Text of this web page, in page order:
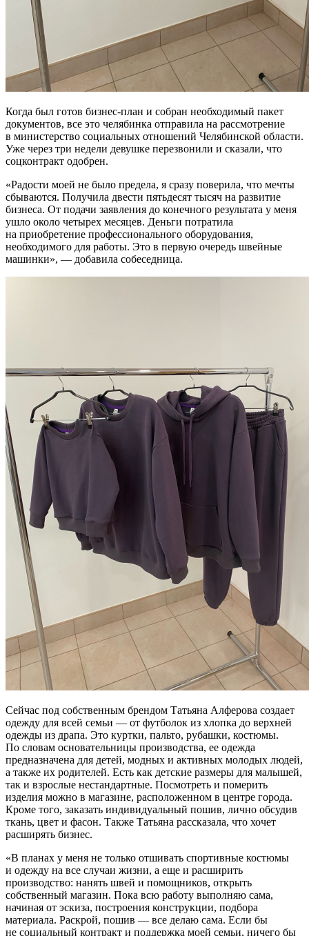
Когда был готов бизнес-план и собран необходимый пакет
документов, все это челябинка отправила на рассмотрение
в министерство социальных отношений Челябинской области.
Уже через три недели девушке перезвонили и сказали, что
соцконтракт одобрен.
«Радости моей не было предела, я сразу поверила, что мечты
сбываются. Получила двести пятьдесят тысяч на развитие
бизнеса. От подачи заявления до конечного результата у меня
ушло около четырех месяцев. Деньги потратила
на приобретение профессионального оборудования,
необходимого для работы. Это в первую очередь швейные
машинки», — добавила собеседница.
Сейчас под собственным брендом Татьяна Алферова создает
одежду для всей семьи — от футболок из хлопка до верхней
одежды из драпа. Это куртки, пальто, рубашки, костюмы.
По словам основательницы производства, ее одежда
предназначена для детей, модных и активных молодых людей,
а также их родителей. Есть как детские размеры для малышей,
так и взрослые нестандартные. Посмотреть и померить
изделия можно в магазине, расположенном в центре города.
Кроме того, заказать индивидуальный пошив, лично обсудив
ткань, цвет и фасон. Также Татьяна рассказала, что хочет
расширять бизнес.
«В планах у меня не только отшивать спортивные костюмы
и одежду на все случаи жизни, а еще и расширить
производство: нанять швей и помощников, открыть
собственный магазин. Пока всю работу выполняю сама,
начиная от эскиза, построения конструкции, подбора
материала. Раскрой, пошив — все делаю сама. Если бы
не социальный контракт и поддержка моей семьи, ничего бы